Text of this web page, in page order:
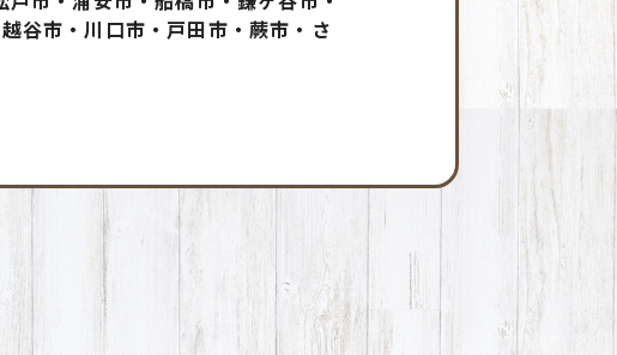
谷市・川口市・戸田市・蕨市・さ